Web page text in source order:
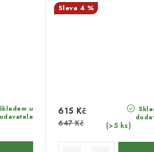
u
4 %
(>5 ks)
615 Kč
647 Kč